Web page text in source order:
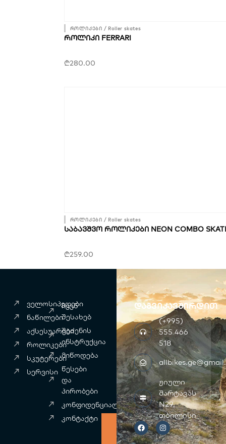
როლიკები / Roller skates
ᲠᲝᲚᲘᲙᲘ FERRARI
₾280.00
როლიკები / Roller skates
ᲡᲐᲑᲐᲕᲨᲕᲝ ᲠᲝᲚᲘᲙᲔᲑᲘ NEON COMBO
₾259.00
ველოსიპედები
ნაწილები
აქსესუარები
როლიკები
სკუტერები
სერვისი
ჩვენ
შესახებ
შეძენის
ინსტრუქცია
მიწოდება
წესები
და
პირობები
კონფიდენციალურობა
კონტაქტი
დაგვიკავშირდით
(+995)
555 466
518
ჟიული
შარტავას
N29,
თბილისი
F
a
c
e
I
n
s
t